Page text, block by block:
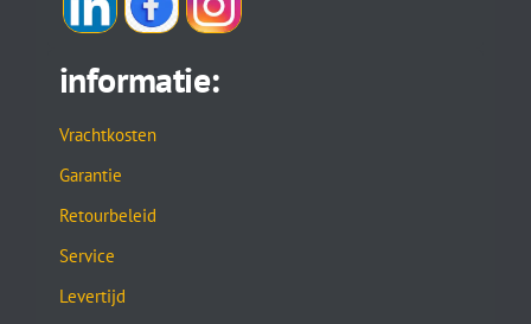
informatie:
Vrachtkosten
Garantie
Retourbeleid
Service
Levertijd